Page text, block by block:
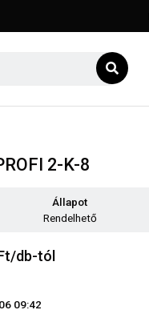
2-K-8
Állapot
Rendelhető
db-tól
09:42